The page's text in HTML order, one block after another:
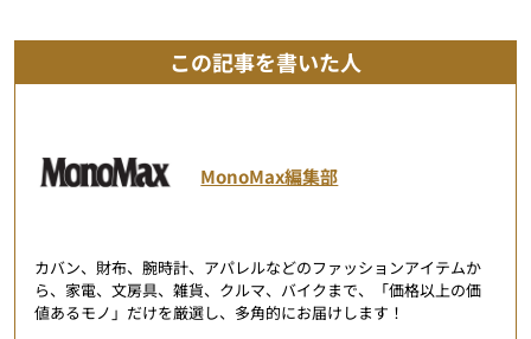
この記事を書いた人
MonoMax編集部
カバン、財布、腕時計、アパレルなどのファッションアイテムか
ら、家電、文房具、雑貨、クルマ、バイクまで、「価格以上の価
値あるモノ」だけを厳選し、多角的にお届けします！